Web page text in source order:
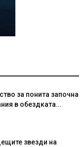
за понита започна
в обездката...
звезди на